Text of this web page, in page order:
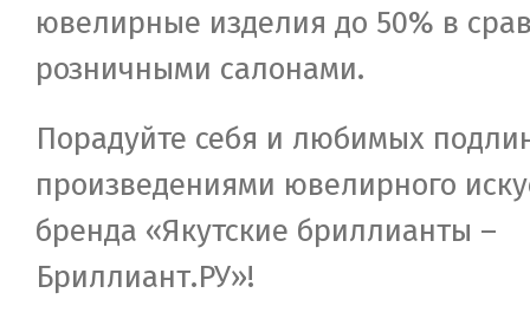
ювелирные изделия до 50% в
розничными салонами.
Порадуйте себя и любимых
произведениями ювелирного
бренда «Якутские бриллианты –
Бриллиант.РУ»!